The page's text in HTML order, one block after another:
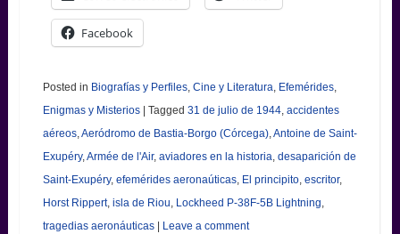
Facebook
Posted in Biografías y Perfiles, Cine y Literatura, Efemérides,
Enigmas y Misterios
Tagged 31 de julio de 1944, accidentes
aéreos,Aeródromo de Bastia-Borgo (Córcega),Antoine de Saint-
Exupéry,Armée de l'Air, aviadores en la historia, desaparición de
Saint-Exupéry, efemérides aeronaúticas, El principito, escritor,
Horst Rippert, isla de Riou, Lockheed P-38F-5B Lightning,
tragedias aeronáuticas
Leave a comment